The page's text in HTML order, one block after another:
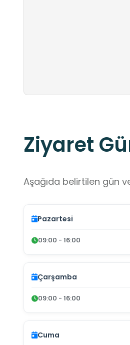
Ziyaret
Aşağıda belirtilen gün
Pazartesi
09:00 - 16:00
Çarşamba
09:00 - 16:00
Cuma